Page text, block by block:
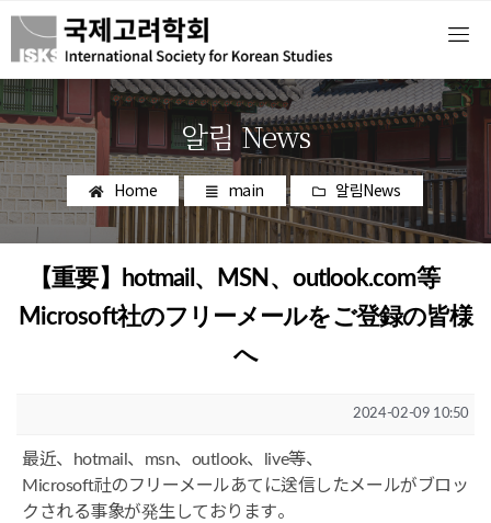
알림 News
Home main 알림News
【重要】hotmail、MSN、outlook.com等
Microsoft社のフリーメールをご登録の皆様
へ
2024-02-09 10:50
最近、hotmail、msn、outlook、live等、
Microsoft社のフリーメールあてに送信したメールがブロッ
クされる事象が発生しております。